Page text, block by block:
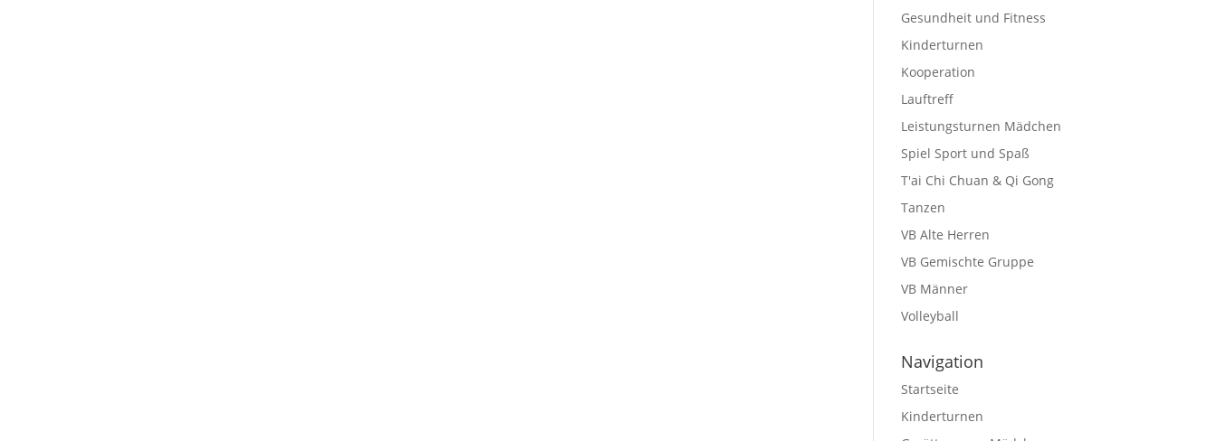
Gesundheit und Fitness
Kinderturnen
Kooperation
Lauftreff
Leistungsturnen Mädchen
Spiel Sport und Spaß
T'ai Chi Chuan & Qi Gong
Tanzen
VB Alte Herren
VB Gemischte Gruppe
VB Männer
Volleyball
Navigation
Startseite
Kinderturnen